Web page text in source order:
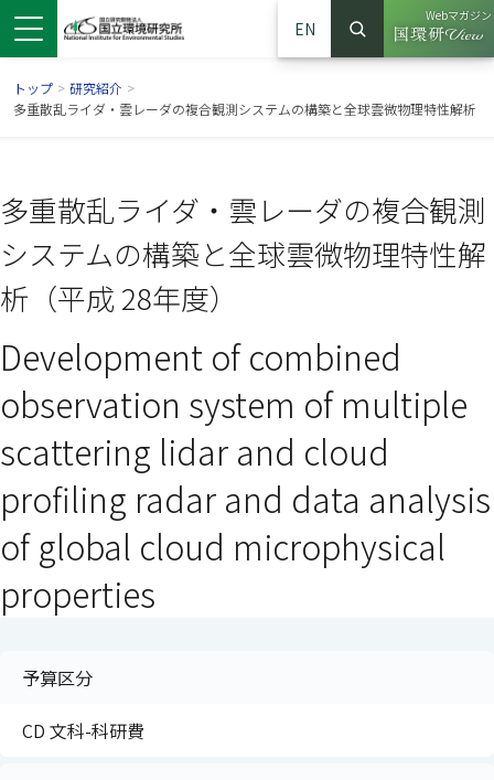
ウで開きます）
ンドウで開きます）
ウインドウで開きます）
EN
サイト内検索
検索
Webマガジン
（別ウイ
トップ > 研究紹介 >
多重散乱ライダ・雲レーダの複合観測システムの構築と全球雲微物理特性解析
多重散乱ライダ・雲レーダの複合観測
システムの構築と全球雲微物理特性解
析（平成 28年度）
Development of combined
observation system of multiple
scattering lidar and cloud
profiling radar and data analysis
of global cloud microphysical
properties
予算区分
CD 文科-科研費